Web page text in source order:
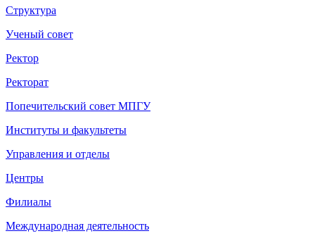
Структура
Ученый совет
Ректор
Ректорат
Попечительский совет МПГУ
Институты и факультеты
Управления и отделы
Центры
Филиалы
Международная деятельность